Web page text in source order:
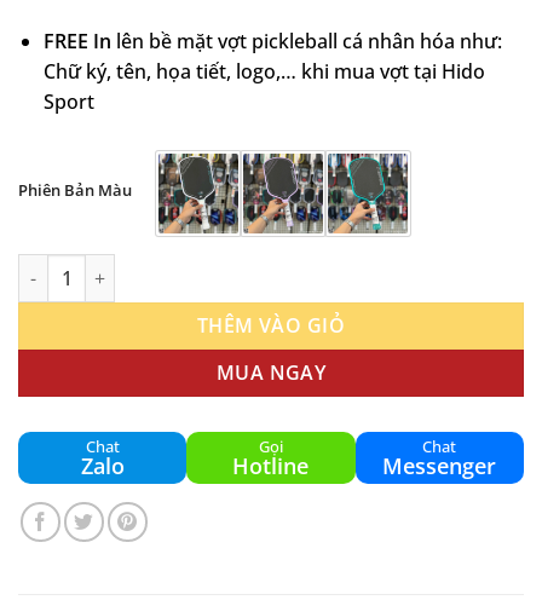
FREE In lên bề mặt vợt pickleball cá nhân hóa như:
Chữ ký, tên, họa tiết, logo,… khi mua vợt tại Hido
Sport
Phiên Bản Màu
Vợt Pickleball 11six24 Hurache-X Power 2 Chính Hãng | Gen 4
THÊM VÀO GIỎ
MUA NGAY
Chat
Zalo
Gọi
Hotline
Chat
Messenger